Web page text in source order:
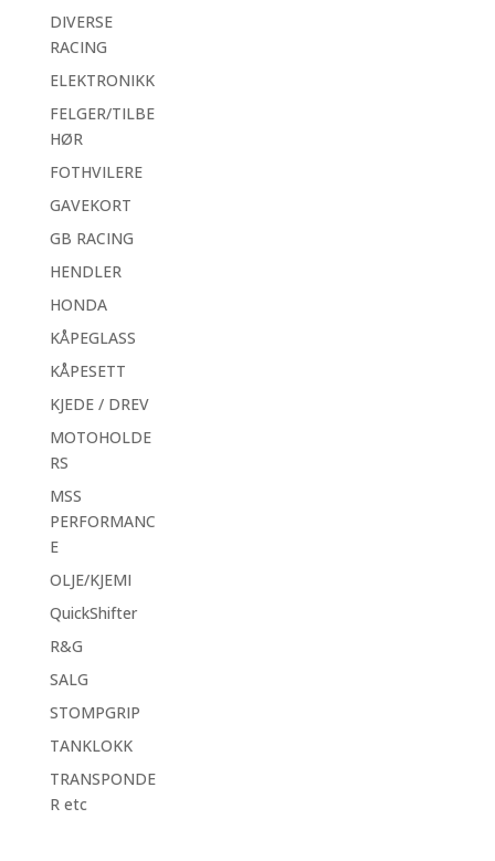
DIVERSE
RACING
ELEKTRONIKK
FELGER/TILBE
HØR
FOTHVILERE
GAVEKORT
GB RACING
HENDLER
HONDA
KÅPEGLASS
KÅPESETT
KJEDE / DREV
MOTOHOLDE
RS
MSS
PERFORMANC
E
OLJE/KJEMI
QuickShifter
R&G
SALG
STOMPGRIP
TANKLOKK
TRANSPONDE
R etc